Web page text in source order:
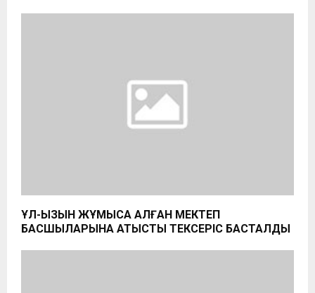
ҰЛ-ҚЫЗЫН ЖҰМЫСҚА АЛҒАН МЕКТЕП
БАСШЫЛАРЫНА ҚАТЫСТЫ ТЕКСЕРІС БАСТАЛДЫ